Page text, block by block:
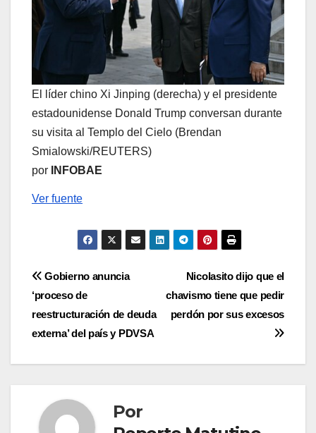
El líder chino Xi Jinping (derecha) y el presidente
estadounidense Donald Trump conversan durante
su visita al Templo del Cielo (Brendan
Smialowski/REUTERS)
por
INFOBAE
Ver fuente
Navegación
de
entradas
Nicolasito dijo que el
chavismo tiene que pedir
perdón por sus excesos
Gobierno anuncia
‘proceso de
reestructuración de deuda
externa’ del país y PDVSA
Por